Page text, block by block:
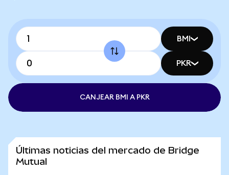
BMI
PKR
CANJEAR BMI A PKR
Últimas noticias del mercado de Bridge
Mutual